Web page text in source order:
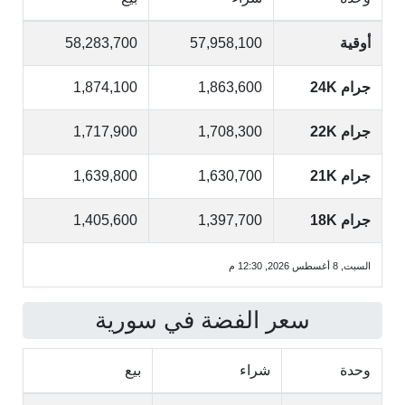
أوقية 57,958,100
58,283,700
جرام 24K 1,863,600
1,874,100
جرام 22K 1,708,300
1,717,900
جرام 21K 1,630,700
1,639,800
جرام 18K 1,397,700
1,405,600
السبت, 8 أغسطس 2026, 12:30 م
سعر الفضة في سورية
وحدة شراء بيع